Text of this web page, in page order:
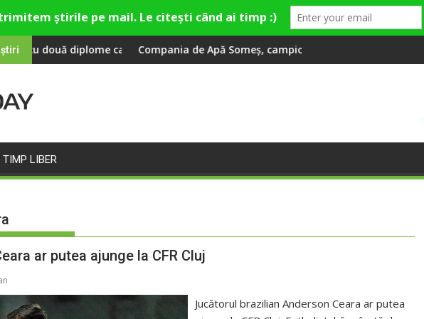
care a învățat româna la 2 ani
Compania de Apă Someș, campioană la dezvoltarea infrastructurii de apă și
TIMP LIBER
ar putea ajunge la CFR Cluj
Jucătorul brazilian Anderson Ceara ar putea